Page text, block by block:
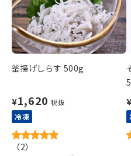
釜揚げしらす 500g
¥1,620 税抜
冷凍
（2）
¥